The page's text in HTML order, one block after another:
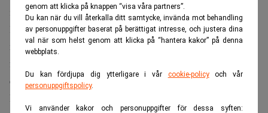
genom att klicka på knappen “visa våra partners”.
Du kan när du vill återkalla ditt samtycke, invända mot behandling
av personuppgifter baserat på berättigat intresse, och justera dina
val när som helst genom att klicka på “hantera kakor” på denna
webbplats.
Du kan fördjupa dig ytterligare i vår cookie-policyoch vår
personuppgiftspolicy.
Vi använder kakor och personuppgifter för dessa syften:
inom UIM-branschen, vilket gör det möjligt för oss att
leda innovationen av nya lösningar på hela den europeiska
marknaden. Totalt har vi identifierat 1900 potentiella
förvärvskandidater och vi ser fram emot att fortsätta vår
expansion i Sverige och ut i Europa, säger Henrik
Damgaard.